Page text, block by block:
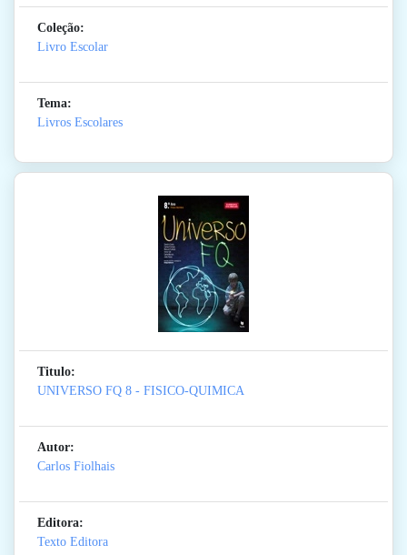
Coleção:
Livro Escolar
Tema:
Livros Escolares
Titulo:
UNIVERSO FQ 8 - FISICO-QUIMICA
Autor:
Carlos Fiolhais
Editora:
Texto Editora